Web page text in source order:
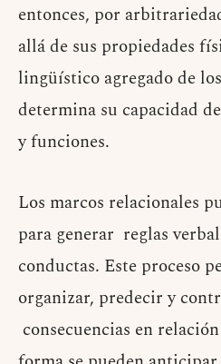
entonces, por
allá de sus propiedades
lingüístico agregado de
determina su capacidad
y funciones.
Los marcos relacionales
para generar reglas
conductas. Este proceso
organizar, predecir y
consecuencias en